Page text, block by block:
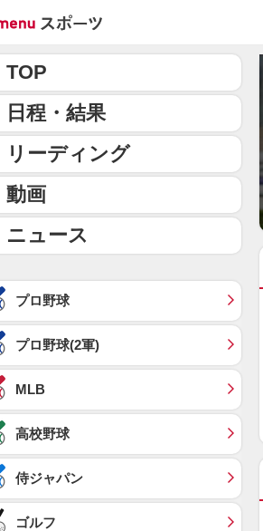
TOP
日程・結果
リーディング
動画
ニュース
プロ野球
プロ野球(2軍)
MLB
高校野球
侍ジャパン
ゴルフ